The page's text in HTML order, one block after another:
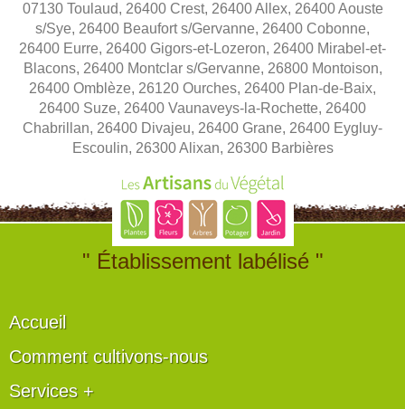
07130 Toulaud, 26400 Crest, 26400 Allex, 26400 Aouste
s/Sye, 26400 Beaufort s/Gervanne, 26400 Cobonne,
26400 Eurre, 26400 Gigors-et-Lozeron, 26400 Mirabel-et-
Blacons, 26400 Montclar s/Gervanne, 26800 Montoison,
26400 Omblèze, 26120 Ourches, 26400 Plan-de-Baix,
26400 Suze, 26400 Vaunaveys-la-Rochette, 26400
Chabrillan, 26400 Divajeu, 26400 Grane, 26400 Eygluy-
Escoulin, 26300 Alixan, 26300 Barbières
" Établissement labélisé "
Accueil
Comment cultivons-nous
Services +